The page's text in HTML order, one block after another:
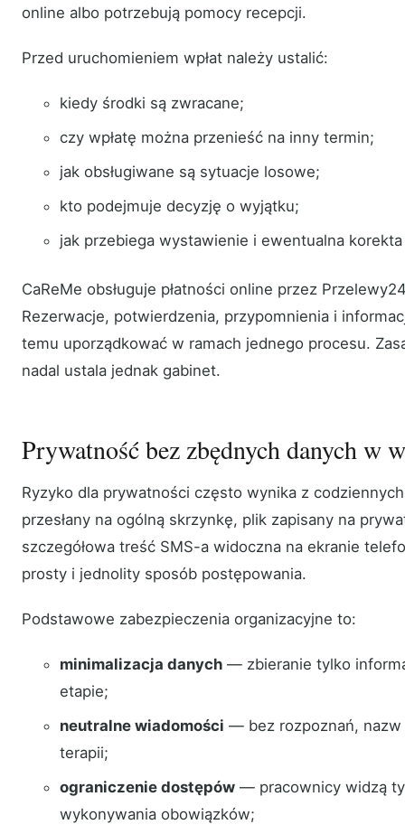
online albo potrzebują pomocy recepcji.
Przed uruchomieniem wpłat należy ustalić:
kiedy środki są zwracane;
czy wpłatę można przenieść na inny termin;
jak obsługiwane są sytuacje losowe;
kto podejmuje decyzję o wyjątku;
jak przebiega wystawienie i ewentualna
CaReMe obsługuje płatności online przez
Rezerwacje, potwierdzenia, przypomnienia i
temu uporządkować w ramach jednego procesu.
nadal ustala jednak gabinet.
Prywatność bez zbędnych danych w
Ryzyko dla prywatności często wynika z
przesłany na ogólną skrzynkę, plik zapisany na
szczegółowa treść SMS-a widoczna na ekranie
prosty i jednolity sposób postępowania.
Podstawowe zabezpieczenia organizacyjne to:
minimalizacja danych— zbieranie tylko
etapie;
neutralne wiadomości — bez rozpoznań, nazw
terapii;
ograniczenie dostępów— pracownicy widzą
wykonywania obowiązków;